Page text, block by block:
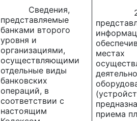
Сведения,
представляемые
банками второго
уровня и
организациями,
осуществляющими
отдельные виды
банковских
операций, в
соответствии с
настоящим
местах
приема